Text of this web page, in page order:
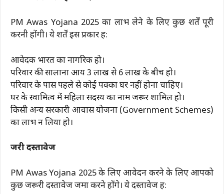
PM Awas Yojana 2025 का लाभ लेने के लिए कुछ शर्तें पूरी
करनी होंगी। ये शर्तें इस प्रकार हैं:
आवेदक भारत का नागरिक हो।
परिवार की सालाना आय ₹3 लाख से ₹6 लाख के बीच हो।
परिवार के पास पहले से कोई पक्का घर नहीं होना चाहिए।
घर के स्वामित्व में महिला सदस्य का नाम जरूर शामिल हो।
किसी अन्य सरकारी आवास योजना (Government Schemes)
का लाभ न लिया हो।
जरूरी दस्तावेज
PM Awas Yojana 2025 के लिए आवेदन करने के लिए आपको
कुछ जरूरी दस्तावेज जमा करने होंगे। ये दस्तावेज हैं: